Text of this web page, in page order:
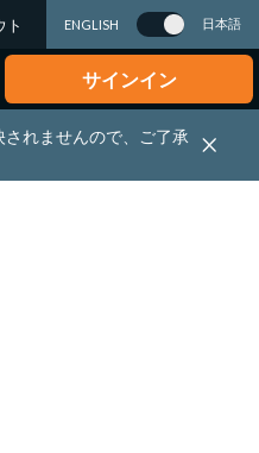
ト ENGLISH 日本語
サインイン
れませんので、ご了承